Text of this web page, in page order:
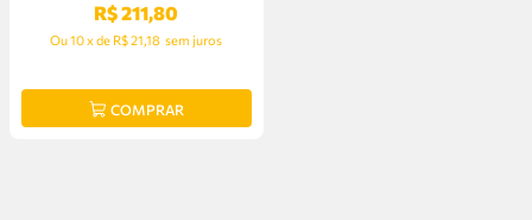
R$211,80
Ou10xde R$ 21,18 sem juros
COMPRAR